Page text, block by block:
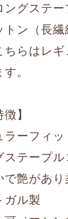
ングステ
トン（長
ちらはレ
。
】
ラーフィッ
ステープ
で艶があ
ガル製